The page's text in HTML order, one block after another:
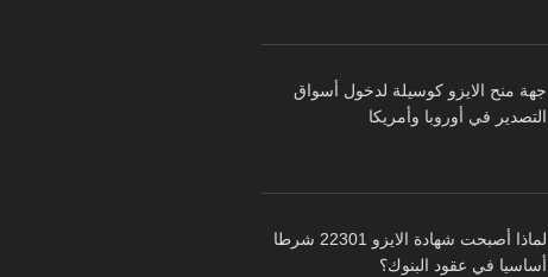
جهة منح الايزو كوسيلة لدخول أسواق
التصدير في أوروبا وأمريكا
لماذا أصبحت شهادة الايزو 22301 شرطا
أساسيا في عقود البنوك؟